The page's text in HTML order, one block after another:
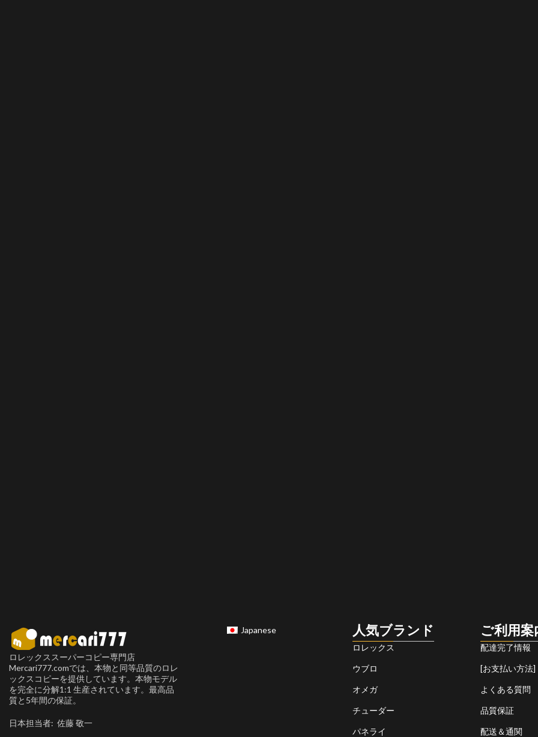
ロレックススーパーコピー専門店
Mercari777.comでは、本物と同等品質のロレ
ックスコピーを提供しています。本物モデル
を完全に分解1:1 生産されています。最高品
質と5年間の保証。
日本担当者: 佐藤 敬一
Japanese 人気ブランド
ロレックス
ウブロ
オメガ
チューダー
パネライ
ご利用案
配達完了情報
[お支払い方法]
よくある質問
品質保証
配送＆通関